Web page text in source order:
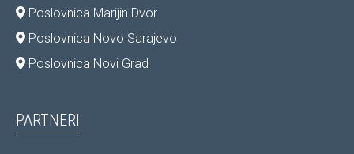
Poslovnica Marijin Dvor
Poslovnica Novo Sarajevo
Poslovnica Novi Grad
PARTNERI